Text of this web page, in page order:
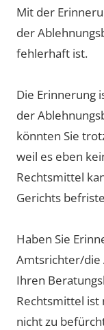
Mit der
der
fehlerhaft ist.
Die Erinnerung
der
könnten Sie
weil es eben
Rechtsmittel
Gerichts
Haben Sie
Amtsrichter/die
Ihren
Rechtsmittel ist
nicht zu